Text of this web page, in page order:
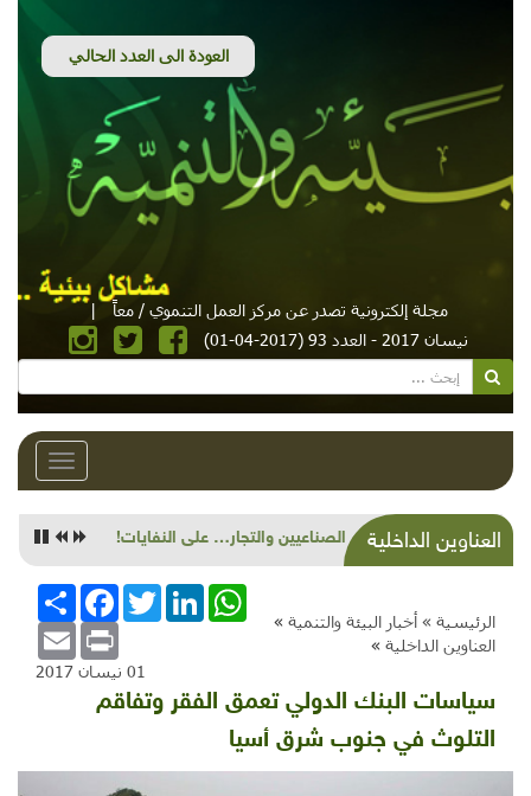
مجلة إلكترونية تصدر عن مركز العمل التنموي / معاً
|
نيسان 2017 - العدد 93 (2017-04-01)
Toggle
العناوين الداخليةصراع الصناعيين والتجار… على النفايات!
الرئيسية » أخبار البيئة والتنمية »
العناوين الداخلية »
انشر
FacebookTwitterLinkedInWhatsApp
Email Print
01 نيسان 2017
سياسات البنك الدولي تعمق الفقر وتفاقم
التلوث في جنوب شرق أسيا